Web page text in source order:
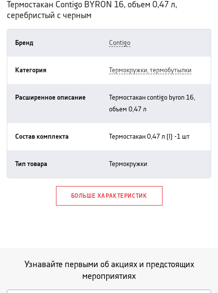
Термостакан Contigo BYRON 16, объем 0,47 л,
серебристый с черным
Бренд contigo
Категория термокружки, термобутылки
Расширенное описание
объем 0,47 л
Состав комплекта термостакан 0,47 л (l) -1 шт
Тип товара термокружки
БОЛЬШЕ ХАРАКТЕРИСТИК
Узнавайте первыми об акциях и предстоящих
мероприятиях